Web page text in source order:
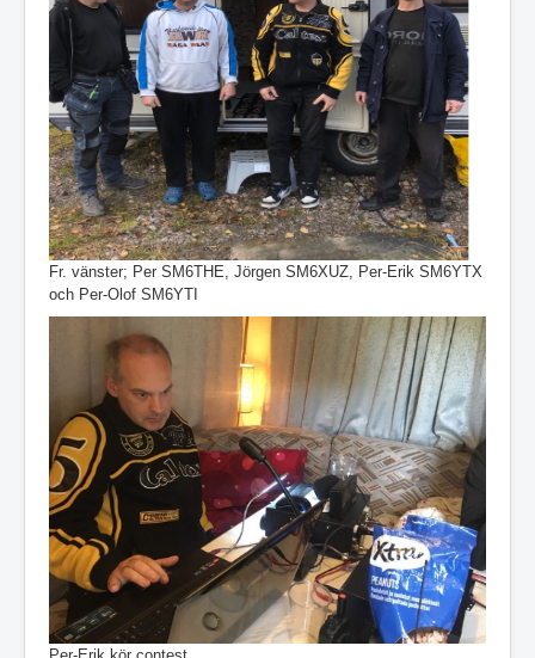
Fr. vänster; Per SM6THE, Jörgen SM6XUZ, Per-Erik SM6YTX
och Per-Olof SM6YTI